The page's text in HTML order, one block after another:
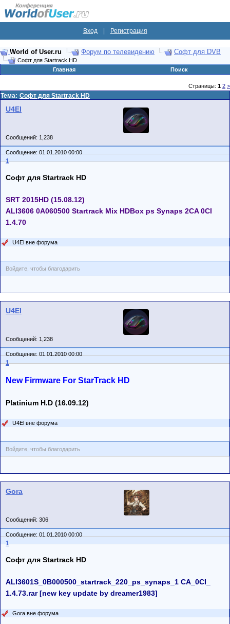
Вход Регистрация
World of User.ru Форум по телевидению Софт для DVB
Софт для Startrack HD
Главная
Поиск
Страницы: 1 2 >
Тема: Софт для Startrack HD
U4El
Сообщений: 1,238
Сообщение: 01.01.2010 00:00
1
Софт для Startrack HD
SRT 2015HD (15.08.12)
ALI3606 0A060500 Startrack Mix HDBox ps Synaps 2CA 0CI
1.4.70
U4El вне форума
Войдите, чтобы благодарить
U4El
Сообщений: 1,238
Сообщение: 01.01.2010 00:00
1
New Firmware For StarTrack HD
Platinium H.D (16.09.12)
U4El вне форума
Войдите, чтобы благодарить
Gora
Сообщений: 306
Сообщение: 01.01.2010 00:00
1
Софт для Startrack HD
ALI3601S_0B000500_startrack_220_ps_synaps_1 CA_0CI_
1.4.73.rar [new key update by dreamer1983]
Gora вне форума